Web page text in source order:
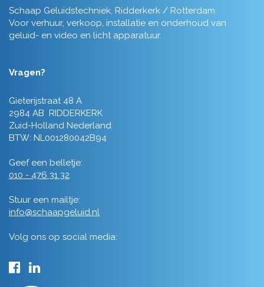
Schaap Geluidstechniek, Ridderkerk / Rotterdam.
Voor verhuur, verkoop, installatie en onderhoud van
geluid- en video en licht apparatuur.
Vragen?
Gieterijstraat 48 A
2984 AB RIDDERKERK
Zuid-Holland Nederland
BTW: NL001280042B94
Geef een belletje:
010 - 476 31 32
Stuur een mailtje:
info@schaapgeluid.nl
Volg ons op social media: